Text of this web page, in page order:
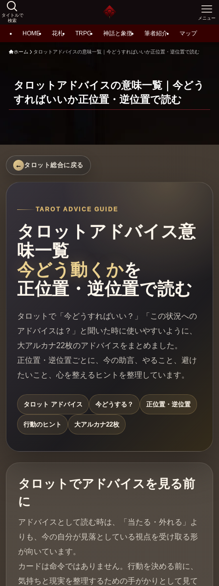
タイトルで
検索
メニュー
HOME 花札 TRPG 神話と象徴 筆者紹介 マップ
ホーム タロットアドバイスの意味一覧｜今どうすればいいか正位置・逆位置で読む
タロットアドバイスの意味一覧｜今どう
すればいいか正位置・逆位置で読む
タロット総合に戻る
TAROT ADVICE GUIDE
タロットアドバイス意
味一覧
今どう動くかを
正位置・逆位置で読む
タロットで「今どうすればいい？」「この状況への
アドバイスは？」と聞いた時に使いやすいように、
大アルカナ22枚のアドバイスをまとめました。
正位置・逆位置ごとに、今の助言、やること、避け
たいこと、心を整えるヒントを整理しています。
タロット アドバイス 今どうする？ 正位置・逆位置
行動のヒント 大アルカナ22枚
タロットでアドバイスを見る前
に
アドバイスとして読む時は、「当たる・外れる」よ
りも、今の自分が見落としている視点を受け取る形
が向いています。
カードは命令ではありません。行動を決める前に、
気持ちと現実を整理するための手がかりとして見て